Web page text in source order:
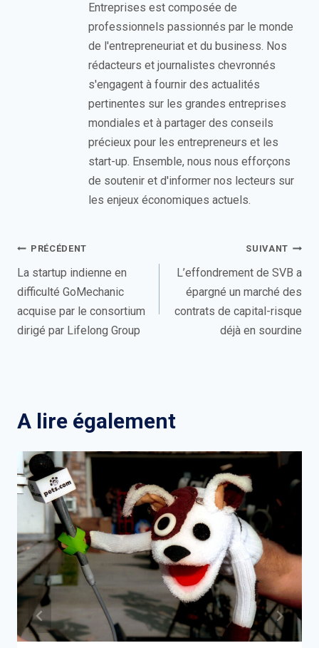
Entreprises est composée de
professionnels passionnés par le monde
de l'entrepreneuriat et du business. Nos
rédacteurs et journalistes chevronnés
s'engagent à fournir des actualités
pertinentes sur les grandes entreprises
mondiales et à partager des conseils
précieux pour les entrepreneurs et les
start-up. Ensemble, nous nous efforçons
de soutenir et d'informer nos lecteurs sur
les enjeux économiques actuels.
Navigation
de
l’article
PRÉCÉDENT
La startup indienne en
difficulté GoMechanic
acquise par le consortium
dirigé par Lifelong Group
SUIVANT
L’effondrement de SVB a
épargné un marché des
contrats de capital-risque
déjà en sourdine
A lire également